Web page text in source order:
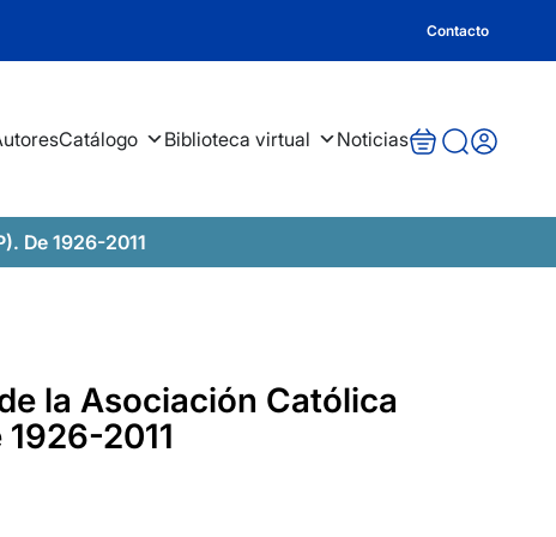
Contacto
Catálogo Biblioteca virtual Noticias
De 1926-2011
la Asociación Católica
2011